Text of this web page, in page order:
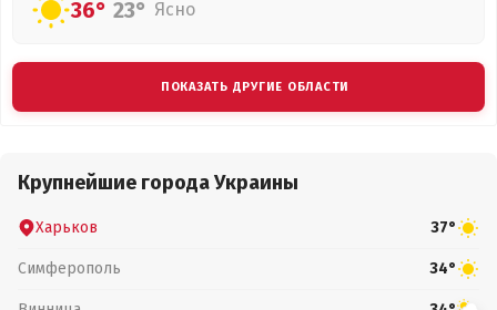
36° 23° Ясно
ПОКАЗАТЬ ДРУГИЕ ОБЛАСТИ
Крупнейшие города Украины
Харьков 37°
Симферополь 34°